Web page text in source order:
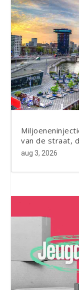
van de straat,
aug 3, 2026